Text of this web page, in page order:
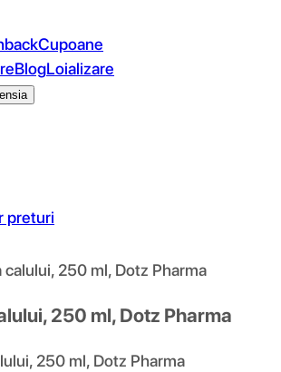
Cupoane
BlogLoializare
preturi
calului, 250 ml, Dotz Pharma
250 ml, Dotz Pharma